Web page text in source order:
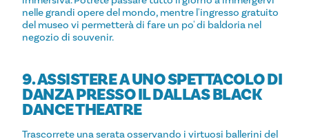
nelle grandi opere del mondo, mentre l'ingresso gratuito
del museo vi permetterà di fare un po' di baldoria nel
negozio di souvenir.
9. ASSISTERE A UNO SPETTACOLO DI
DANZA PRESSO IL DALLAS BLACK
DANCE THEATRE
Trascorrete una serata osservando i virtuosi ballerini del